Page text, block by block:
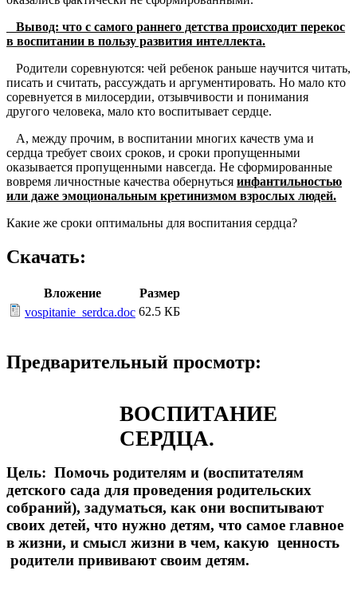
Вывод: что с самого раннего детства происходит перекос
в воспитании в пользу развития интеллекта.
Родители соревнуются: чей ребенок раньше научится читать,
писать и считать, рассуждать и аргументировать. Но мало кто
соревнуется в милосердии, отзывчивости и понимания
другого человека, мало кто воспитывает сердце.
А, между прочим, в воспитании многих качеств ума и
сердца требует своих сроков, и сроки пропущенными
оказывается пропущенными навсегда. Не сформированные
вовремя личностные качества обернуться инфантильностью
или даже эмоциональным кретинизмом взрослых людей.
Какие же сроки оптимальны для воспитания сердца?
Скачать:
Вложение
Размер
vospitanie_serdca.doc 62.5 КБ
Предварительный просмотр:
ВОСПИТАНИЕ
СЕРДЦА.
Цель: Помочь родителям и (воспитателям
детского сада для проведения родительских
собраний), задуматься, как они воспитывают
своих детей, что нужно детям, что самое главное
в жизни, и смысл жизни в чем, какую ценность
родители прививают своим детям.